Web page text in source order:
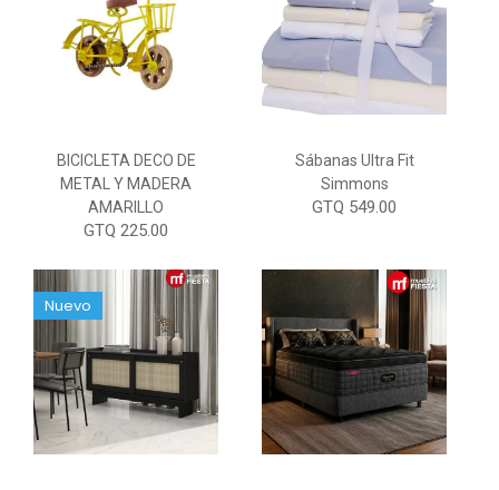
BICICLETA DECO DE
METAL Y MADERA
AMARILLO
GTQ 225.00
Sábanas Ultra Fit
Simmons
GTQ 549.00
Nuevo